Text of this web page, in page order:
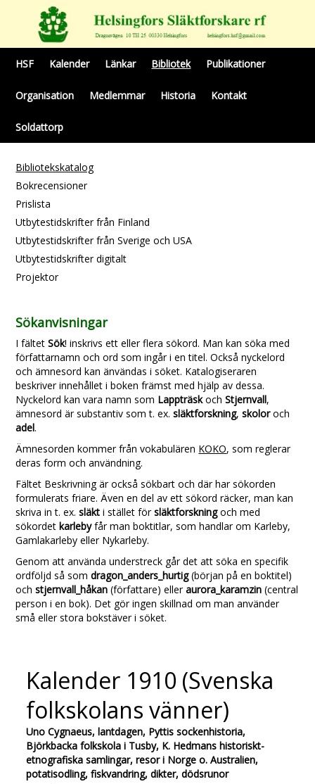
HSF Kalender Länkar Bibliotek Publikationer
Organisation Medlemmar Historia Kontakt
Soldattorp
Bibliotekskatalog
Bokrecensioner
Prislista
Utbytestidskrifter från Finland
Utbytestidskrifter från Sverige och USA
Utbytestidskrifter digitalt
Projektor
Sökanvisningar
I fältetSök! inskrivs ett eller flera sökord. Man kan söka med
författarnamn och ord som ingår i en titel. Också nyckelord
och ämnesord kan änvändas i söket. Katalogiseraren
beskriver innehållet i boken främst med hjälp av dessa.
Nyckelord kan vara namn som LappträskochStjernvall,
ämnesord är substantiv som t. ex.släktforskning,skoloroch
adel.
Ämnesorden kommer från vokabulären KOKO, som reglerar
deras form och användning.
Fältet Beskrivning är också sökbart och där har sökorden
formulerats friare. Även en del av ett sökord räcker, man kan
skriva in t. ex.släkti stället försläktforskningoch med
sökordetkarlebyfår man boktitlar, som handlar om Karleby,
Gamlakarleby eller Nykarleby.
Genom att använda understreck går det att söka en specifik
ordföljd så somdragon_anders_hurtig(början på en boktitel)
ochstjernvall_håkan (författare) elleraurora_karamzin (central
person i en bok). Det gör ingen skillnad om man använder
små eller stora bokstäver i söket.
Kalender 1910 (Svenska
folkskolans vänner)
Uno Cygnaeus, lantdagen, Pyttis sockenhistoria,
Björkbacka folkskola i Tusby, K. Hedmans historiskt-
etnografiska samlingar, resor i Norge o. Australien,
potatisodling, fiskvandring, dikter, dödsrunor